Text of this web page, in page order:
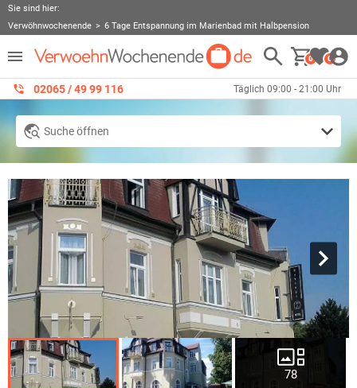
Sie sind hier:
Verwöhnwochenende
6 Tage Entspannung im Marienbad mit Halbpension
0 0
02065 / 49 ‌99 116 Täglich 09:00 - 21:00 Uhr
Suche öffnen
78